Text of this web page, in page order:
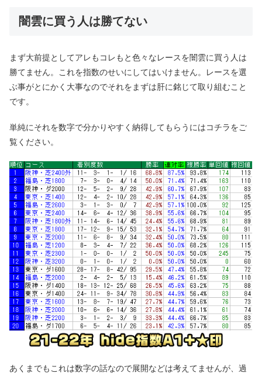
闇雲に買う人は勝てない
まず大前提としてアレもコレもと色々なレースを闇雲に買う人は
勝てません。これを指数のせいにしてはいけません。レースを選
ぶ事がとにかく大事なのでそれをまずは肝に銘じて取り組むこと
です。
単純にそれを数字で分かりやすく納得してもらうにはコチラをご
覧ください。
あくまでもこれは数字の話なので展開などは考えてませんが、過